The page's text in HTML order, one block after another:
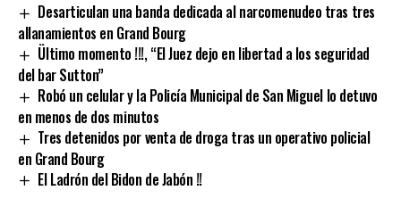
Desarticulan una banda dedicada al narcomenudeo tras tres
allanamientos en Grand Bourg
Ültimo momento !!!, “El Juez dejo en libertad a los seguridad
del bar Sutton”
Robó un celular y la Policía Municipal de San Miguel lo detuvo
en menos de dos minutos
Tres detenidos por venta de droga tras un operativo policial
en Grand Bourg
El Ladrón del Bidon de Jabón !!